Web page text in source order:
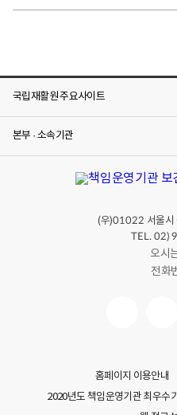
국립재활원 주요사이트
본부 · 소속기관
(우)01022 서울시
TEL. 02)
오시
전화
홈페이지 이용안내
2020년도 책임운영기관 최우수